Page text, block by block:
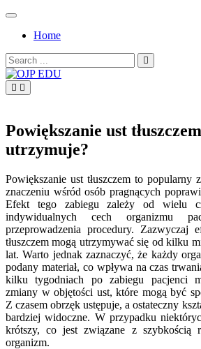
Skip
contentHome
Search
for:
Powiększanie ust
utrzymuje?
Powiększanie ust tłuszczem to popularny
znaczeniu wśród osób pragnących
Efekt tego zabiegu zależy od wielu
indywidualnych cech organizmu
przeprowadzenia procedury. Zazwyczaj
tłuszczem mogą utrzymywać się od kilku
lat. Warto jednak zaznaczyć, że każdy
podany materiał, co wpływa na czas
kilku tygodniach po zabiegu pacjenci
zmiany w objętości ust, które mogą być
Z czasem obrzęk ustępuje, a ostateczny
bardziej widoczne. W przypadku
krótszy, co jest związane z szybkością
organizm.